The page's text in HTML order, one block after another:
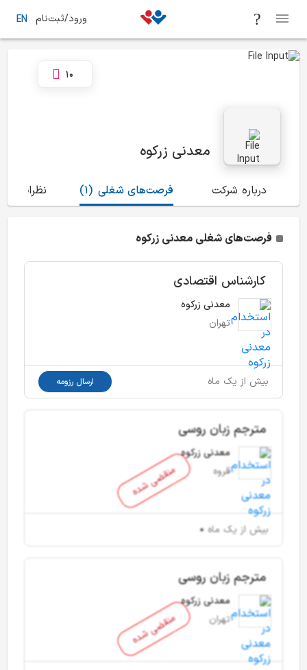
ورود/ثبت‌نام EN
معدنی زرکوه
10
درباره شرکت (1) فرصت‌های شغلی نظرات
فرصت‌های شغلی معدنی زرکوه
کارشناس اقتصادی
معدنی زرکوه
تهران
بیش از یک ماه ارسال رزومه
منقضی شده
مترجم زبان روسی
معدنی زرکوه
قروه
بیش از یک ماه
منقضی شده
مترجم زبان روسی
معدنی زرکوه
تهران